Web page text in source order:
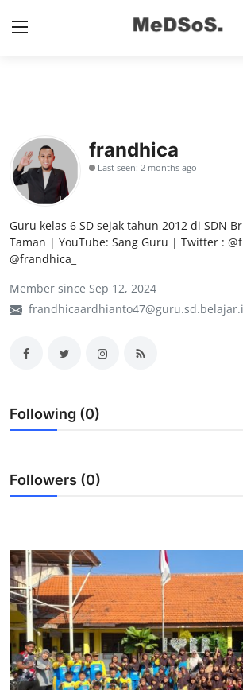
Contact
SMP
Video SMP
Galeri Dispendikbud Sidoarjo
Gallery
frandhica
Last seen: 2 months ago
Guru kelas 6 SD sejak tahun 2012 di SDN
Taman | YouTube: Sang Guru | Twitter :
@frandhica_
Member since Sep 12, 2024
Following (0)
Followers (0)